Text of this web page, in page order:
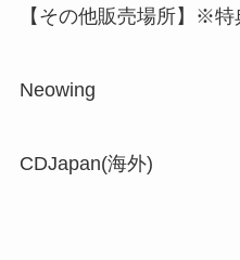
【その他販売場所】※
Neowing
CDJapan(海外)